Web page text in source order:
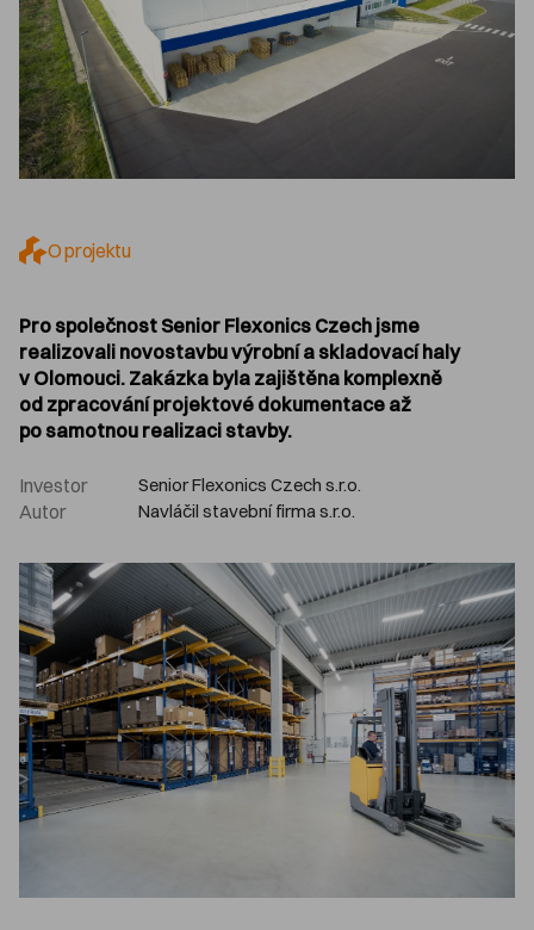
O projektu
Pro společnost Senior Flexonics Czech jsme
realizovali novostavbu výrobní a skladovací haly
v Olomouci. Zakázka byla zajištěna komplexně
od zpracování projektové dokumentace až
po samotnou realizaci stavby.
Investor Senior Flexonics Czech s.r.o.
Autor Navláčil stavební firma s.r.o.